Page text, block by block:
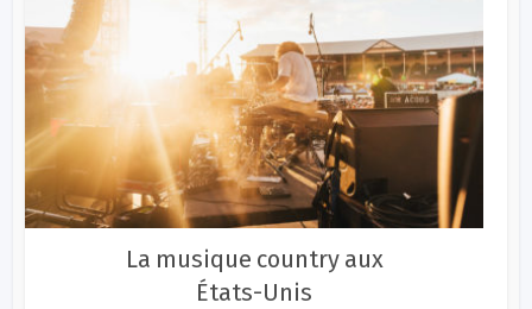
La musique country aux
États-Unis